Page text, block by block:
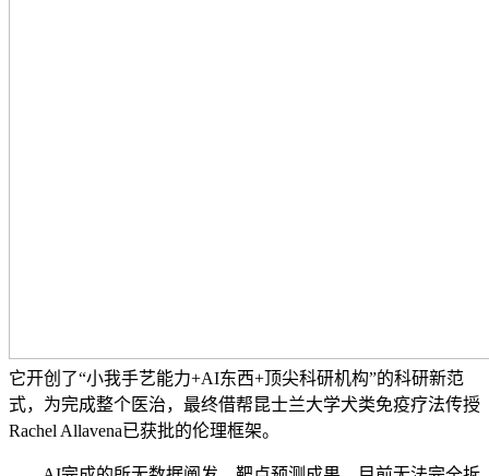
它开创了“小我手艺能力+AI东西+顶尖科研机构”的科研新范
式，为完成整个医治，最终借帮昆士兰大学犬类免疫疗法传授
Rachel Allavena已获批的伦理框架。